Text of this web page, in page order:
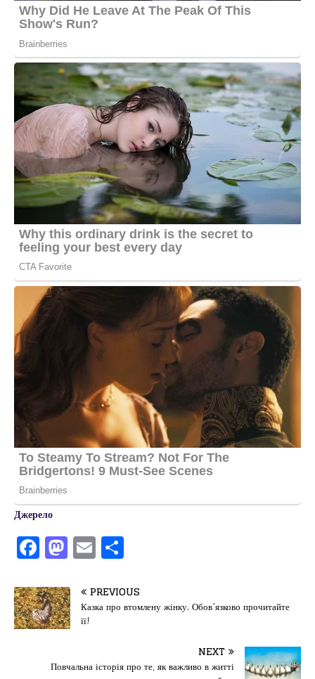
Джерело
F
a
c
e
b
o
M
a
st
o
d
o
E
m
ai
l
іл
и
ис
PREVIOUS
Казка про втомлену жінку. Обов’язково прочитайте
її!
NEXT
Повчальна історія про те, як важливо в житті